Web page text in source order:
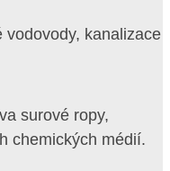
kanalizace
surové ropy,
chemických médií.